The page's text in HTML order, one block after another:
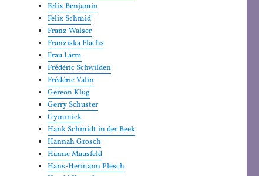
Felix Benjamin
Felix Schmid
Franz Walser
Franziska Flachs
Frau Lärm
Frédéric Schwilden
Frédéric Valin
Gereon Klug
Gerry Schuster
Gymmick
Hank Schmidt in der Beek
Hannah Grosch
Hanne Mausfeld
Hans-Hermann Plesch